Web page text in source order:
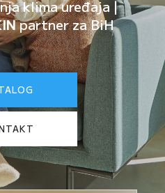
klima uređaja |
partner za BiH